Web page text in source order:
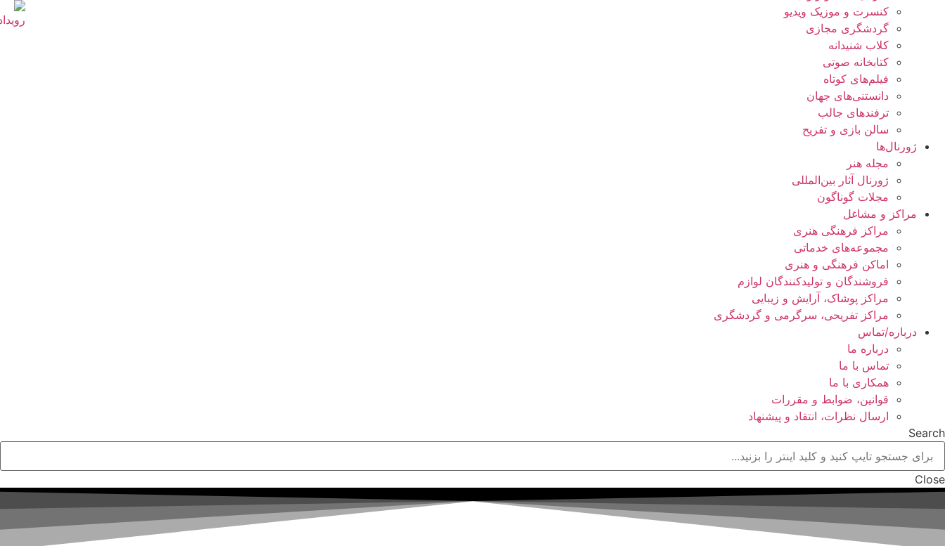
کنسرت و موزیک ویدیو
گردشگری مجازی
کلاب شنیدانه
کتابخانه صوتی
فیلم‌های کوتاه
دانستنی‌های جهان
ترفندهای جالب
سالن بازی و تفریح
ژورنال‌ها
مجله هنر
ژورنال آثار بین‌المللی
مجلات گوناگون
مراکز و مشاغل
مراکز فرهنگی هنری
مجموعه‌های خدماتی
اماکن فرهنگی و هنری
فروشندگان و تولیدکنندگان لوازم
مراکز پوشاک، آرایش و زیبایی
مراکز تفریحی، سرگرمی و گردشگری
درباره/تماس
درباره ما
تماس با ما
همکاری با ما
قوانین، ضوابط و مقررات
ارسال نظرات، انتقاد و پیشنهاد
Search
Close